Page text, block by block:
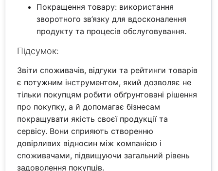
Покращення товару: використання
зворотного зв’язку для вдосконалення
продукту та процесів обслуговування.
Підсумок:
Звіти споживачів, відгуки та рейтинги товарів
є потужним інструментом, який дозволяє не
тільки покупцям робити обґрунтовані рішення
про покупку, а й допомагає бізнесам
покращувати якість своєї продукції та
сервісу. Вони сприяють створенню
довірливих відносин між компанією і
споживачами, підвищуючи загальний рівень
задоволення покупців.